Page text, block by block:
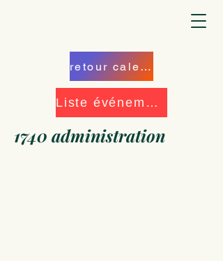
retour calendrier
Liste événements
1740 administration